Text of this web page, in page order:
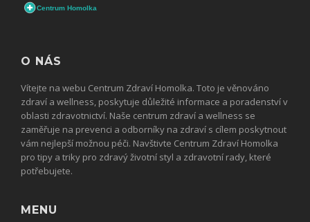
O NÁS
Vítejte na webu Centrum Zdraví Homolka. Toto je věnováno
zdraví a wellness, poskytuje důležité informace a poradenství v
oblasti zdravotnictví. Naše centrum zdraví a wellness se
zaměřuje na prevenci a odborníky na zdraví s cílem poskytnout
vám nejlepší možnou péči. Navštivte Centrum Zdraví Homolka
pro tipy a triky pro zdravý životní styl a zdravotní rady, které
potřebujete.
MENU